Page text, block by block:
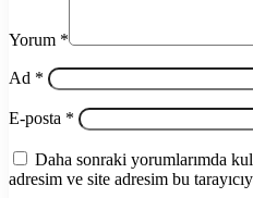
Yorum *
Ad *
E-posta *
Daha sonraki yorumlarımda
adresim ve site adresim bu